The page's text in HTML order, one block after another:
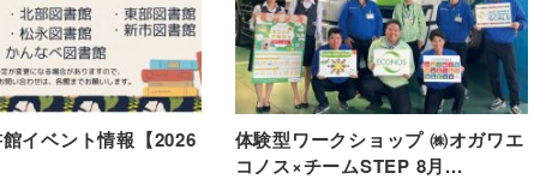
イベント情報【2026
体験型ワークショップ ㈱オガワエ
コノス×チームSTEP 8月...